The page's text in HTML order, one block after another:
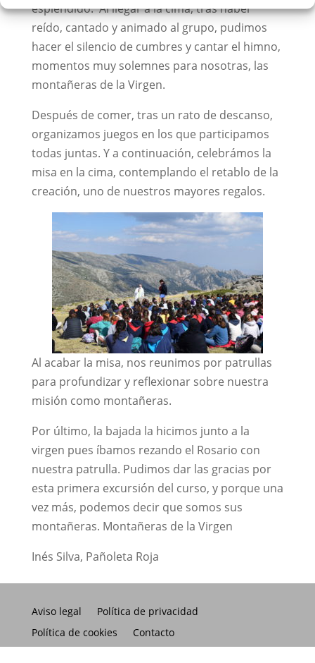
espléndido. Al llegar a la cima, tras haber
reído, cantado y animado al grupo, pudimos
hacer el silencio de cumbres y cantar el himno,
momentos muy solemnes para nosotras, las
montañeras de la Virgen.
Después de comer, tras un rato de descanso,
organizamos juegos en los que participamos
todas juntas. Y a continuación, celebrámos la
misa en la cima, contemplando el retablo de la
creación, uno de nuestros mayores regalos.
Al acabar la misa, nos reunimos por patrullas
para profundizar y reflexionar sobre nuestra
misión como montañeras.
Por último, la bajada la hicimos junto a la
virgen pues íbamos rezando el Rosario con
nuestra patrulla. Pudimos dar las gracias por
esta primera excursión del curso, y porque una
vez más, podemos decir que somos sus
montañeras. Montañeras de la Virgen
Inés Silva, Pañoleta Roja
Aviso legal
Política de privacidad
Política de cookies
Contacto